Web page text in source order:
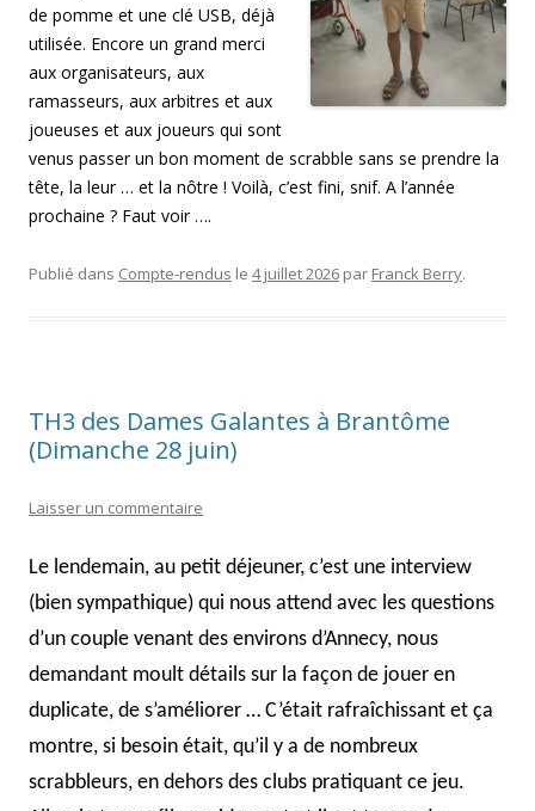
de pomme et une clé USB, déjà
utilisée. Encore un grand merci
aux organisateurs, aux
ramasseurs, aux arbitres et aux
joueuses et aux joueurs qui sont
venus passer un bon moment de scrabble sans se prendre la
tête, la leur … et la nôtre ! Voilà, c’est fini, snif. A l’année
prochaine ? Faut voir ….
Publié dans Compte-rendus le 4 juillet 2026 par Franck Berry.
TH3 des Dames Galantes à Brantôme
(Dimanche 28 juin)
Laisser un commentaire
Le lendemain, au petit déjeuner, c’est une interview
(bien sympathique) qui nous attend avec les questions
d’un couple venant des environs d’Annecy, nous
demandant moult détails sur la façon de jouer en
duplicate, de s’améliorer … C’était rafraîchissant et ça
montre, si besoin était, qu’il y a de nombreux
scrabbleurs, en dehors des clubs pratiquant ce jeu.